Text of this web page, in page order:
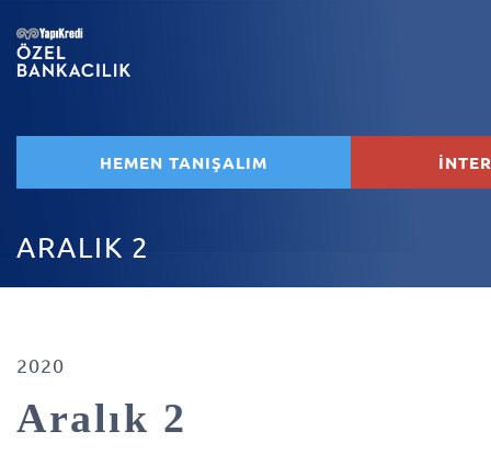
HEMEN TANIŞALIM
ARALIK 2
2020
Aralık 2